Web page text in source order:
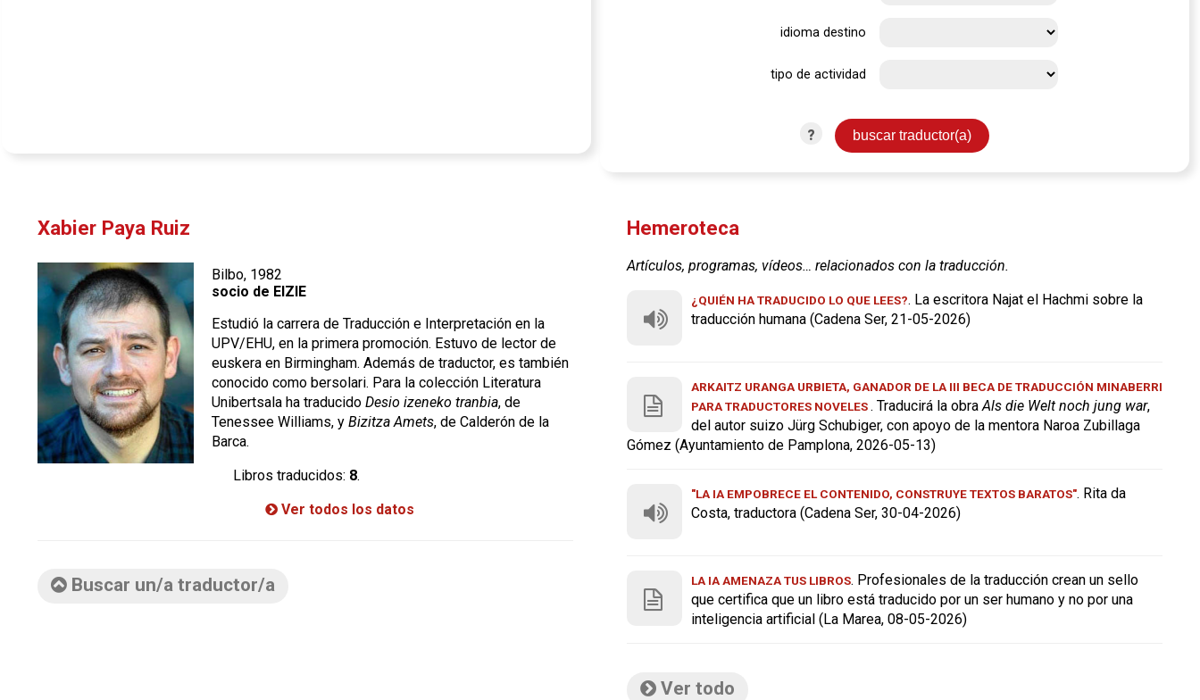
idioma destino
tipo de actividad
?
Xabier Paya Ruiz
Bilbo, 1982
socio de EIZIE
Estudió la carrera de Traducción e Interpretación en la
UPV/EHU, en la primera promoción. Estuvo de lector de
euskera en Birmingham. Además de traductor, es también
conocido como bersolari. Para la colección Literatura
Unibertsala ha traducido Desio izeneko tranbia, de
Tenessee Williams, y Bizitza Amets, de Calderón de la
Barca.
Libros traducidos: 8.
Ver todos los datos
Buscar un/a traductor/a
Hemeroteca
Artículos, programas, vídeos… relacionados con la traducción.
¿QUIÉN HA TRADUCIDO LO QUE LEES?. La escritora Najat el Hachmi sobre la
traducción humana (Cadena Ser, 21-05-2026)
ARKAITZ URANGA URBIETA, GANADOR DE LA III BECA DE TRADUCCIÓN MINABERRI
PARA TRADUCTORES NOVELES . Traducirá la obra Als die Welt noch jung war,
del autor suizo Jürg Schubiger, con apoyo de la mentora Naroa Zubillaga
Gómez (Ayuntamiento de Pamplona, 2026-05-13)
"LA IA EMPOBRECE EL CONTENIDO, CONSTRUYE TEXTOS BARATOS". Rita da
Costa, traductora (Cadena Ser, 30-04-2026)
LA IA AMENAZA TUS LIBROS. Profesionales de la traducción crean un sello
que certifica que un libro está traducido por un ser humano y no por una
inteligencia artificial (La Marea, 08-05-2026)
Ver todo